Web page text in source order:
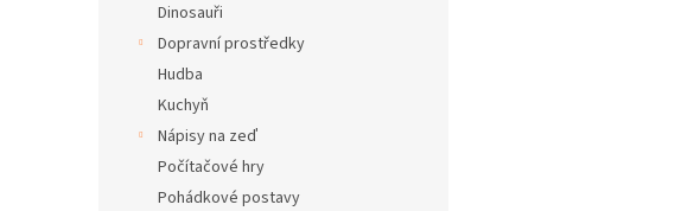
Dinosauři
Dopravní prostředky
Hudba
Kuchyň
Nápisy na zeď
Počítačové hry
Pohádkové postavy